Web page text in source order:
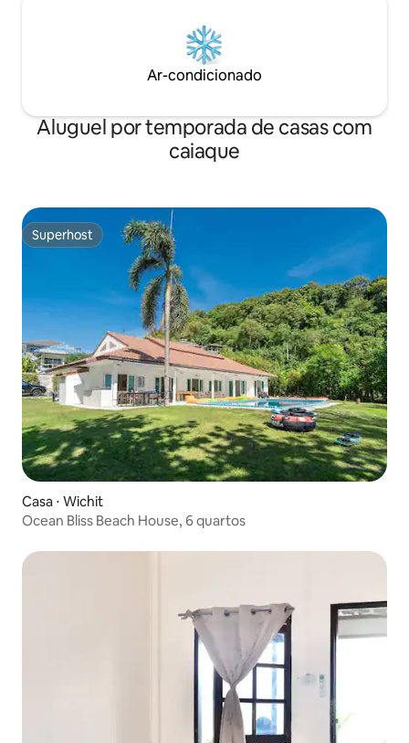
Ar-condicionado
Aluguel por temporada de casas com
caiaque
Superhost
Superhost
Casa ⋅ Wichit
Ocean Bliss Beach House, 6 quartos